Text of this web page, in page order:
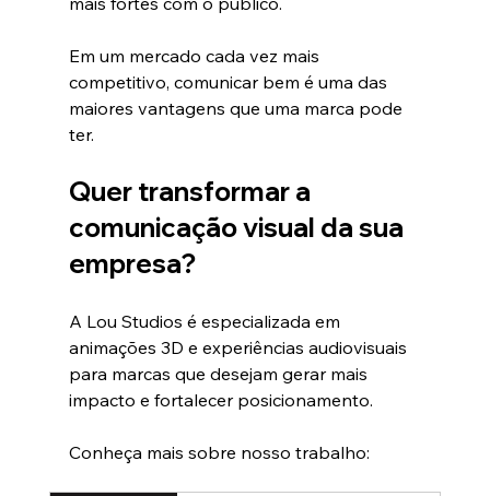
Em um mercado cada vez mais
competitivo, comunicar bem é uma das
maiores vantagens que uma marca pode
ter.
Quer transformar a
comunicação visual da sua
empresa?
A Lou Studios é especializada em
animações 3D e experiências audiovisuais
para marcas que desejam gerar mais
impacto e fortalecer posicionamento.
Conheça mais sobre nosso trabalho: